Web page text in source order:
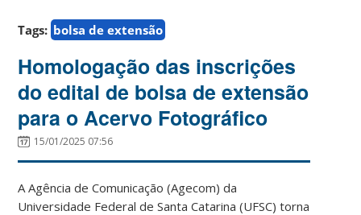
Tags: bolsa de extensão
Homologação das inscrições
do edital de bolsa de extensão
para o Acervo Fotográfico
15/01/2025 07:56
A Agência de Comunicação (Agecom) da
Universidade Federal de Santa Catarina (UFSC) torna